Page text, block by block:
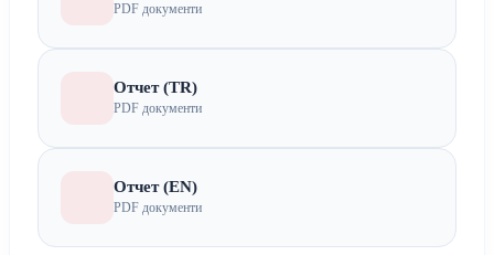
PDF документи
Отчет (TR)
PDF документи
Отчет (EN)
PDF документи